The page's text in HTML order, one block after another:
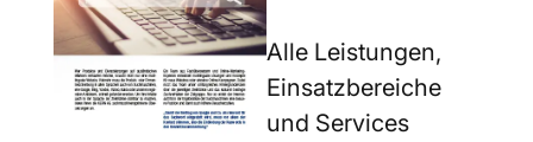
Alle Leistungen,
Einsatzbereiche
und Services